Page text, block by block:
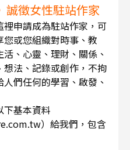
誠徵女性駐站作家
申請成為駐站作家，可
或您組織對時事、教
、心靈、理財、關係、
法、記錄或創作，不拘
們任何的學習、啟發、
下基本資料
）給我們，包含